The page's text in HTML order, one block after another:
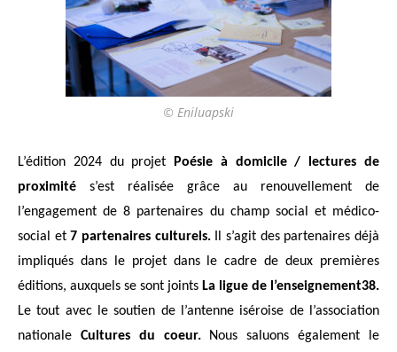
© Eniluapski
L’édition 2024 du projet
Poésie à domicile / lectures de
proximité s’est réalisée grâce au renouvellement de
l’engagement de 8 partenaires du champ social et médico-
social et7 partenaires culturels.
Il s’agit des partenaires déjà
impliqués dans le projet dans le cadre dedeux premières
éditions, auxquels se sont joints La ligue de l’enseignement38.
Le tout avec lesoutien de l’antenne iséroise de l’association
nationale Cultures du coeur.Nous saluonségalement le